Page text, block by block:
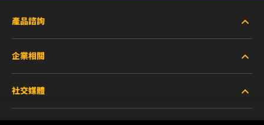
產品諮詢
重型設備車輛
小客車與商用車
企業相關
關於WIX
社交媒體